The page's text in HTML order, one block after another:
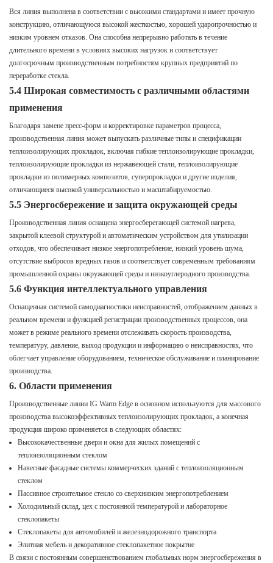
Вся линия выполнена в соответствии с высокими стандартами и имеет прочную
конструкцию, отличающуюся высокой жесткостью, хорошей ударопрочностью и
низким уровнем отказов. Она способна непрерывно работать в течение
длительного времени в условиях высоких нагрузок и соответствует
долгосрочным производственным потребностям крупных предприятий по
переработке стекла.
5.4 Широкая совместимость с различными областями
применения
Благодаря замене пресс-форм и корректировке параметров процесса,
производственная линия может выпускать различные типы и спецификации
теплоизолирующих прокладок, включая гибкие теплоизолирующие прокладки,
теплоизолирующие прокладки из нержавеющей стали, теплоизолирующие
прокладки из полимерных композитов, суперпрокладки и другие изделия,
отличающиеся высокой универсальностью и масштабируемостью.
5.5 Энергосбережение и защита окружающей среды
Производственная линия оснащена энергосберегающей системой нагрева,
закрытой клеевой структурой и автоматическим устройством для утилизации
отходов, что обеспечивает низкое энергопотребление, низкий уровень шума,
отсутствие выбросов вредных газов и соответствует современным требованиям
промышленной охраны окружающей среды и низкоуглеродного производства.
5.6 Функция интеллектуального управления
Оснащенная системой самодиагностики неисправностей, отображением данных в
реальном времени и функцией регистрации производственных процессов, она
может в режиме реального времени отслеживать скорость производства,
температуру, давление, выход продукции и информацию о неисправностях, что
облегчает управление оборудованием, техническое обслуживание и планирование
производства.
6. Области применения
Производственные линии IG Warm Edge в основном используются для массового
производства высокоэффективных теплоизолирующих прокладок, а конечная
продукция широко применяется в следующих областях:
Высококачественные двери и окна для жилых помещений с
теплоизоляционным стеклом
Навесные фасадные системы коммерческих зданий с теплоизоляционным
стеклом
Пассивное строительное стекло со сверхнизким энергопотреблением
Холодильный склад, цех с постоянной температурой и лабораторное
стеклопакеты
Стеклопакеты для автомобилей и железнодорожного транспорта
Элитная мебель и декоративное стеклопакетное покрытие
В связи с постоянным совершенствованием глобальных норм энергосбережения в